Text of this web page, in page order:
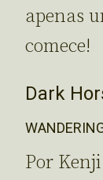
apenas
comece!
Dark
Por